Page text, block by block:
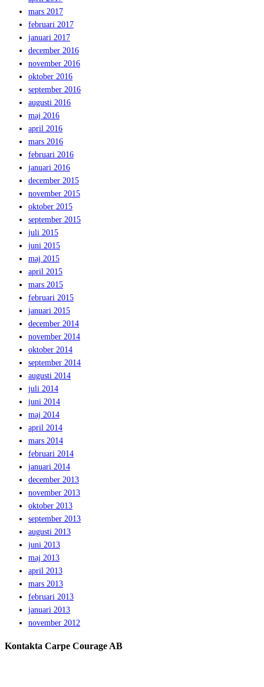
mars 2017
februari 2017
januari 2017
december 2016
november 2016
oktober 2016
september 2016
augusti 2016
maj 2016
april 2016
mars 2016
februari 2016
januari 2016
december 2015
november 2015
oktober 2015
september 2015
juli 2015
juni 2015
maj 2015
april 2015
mars 2015
februari 2015
januari 2015
december 2014
november 2014
oktober 2014
september 2014
augusti 2014
juli 2014
juni 2014
maj 2014
april 2014
mars 2014
februari 2014
januari 2014
december 2013
november 2013
oktober 2013
september 2013
augusti 2013
juni 2013
maj 2013
april 2013
mars 2013
februari 2013
januari 2013
november 2012
Kontakta Carpe Courage AB